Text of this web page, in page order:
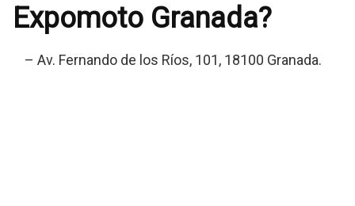
Expomoto Granada?
– Av. Fernando de los Ríos, 101, 18100 Granada.